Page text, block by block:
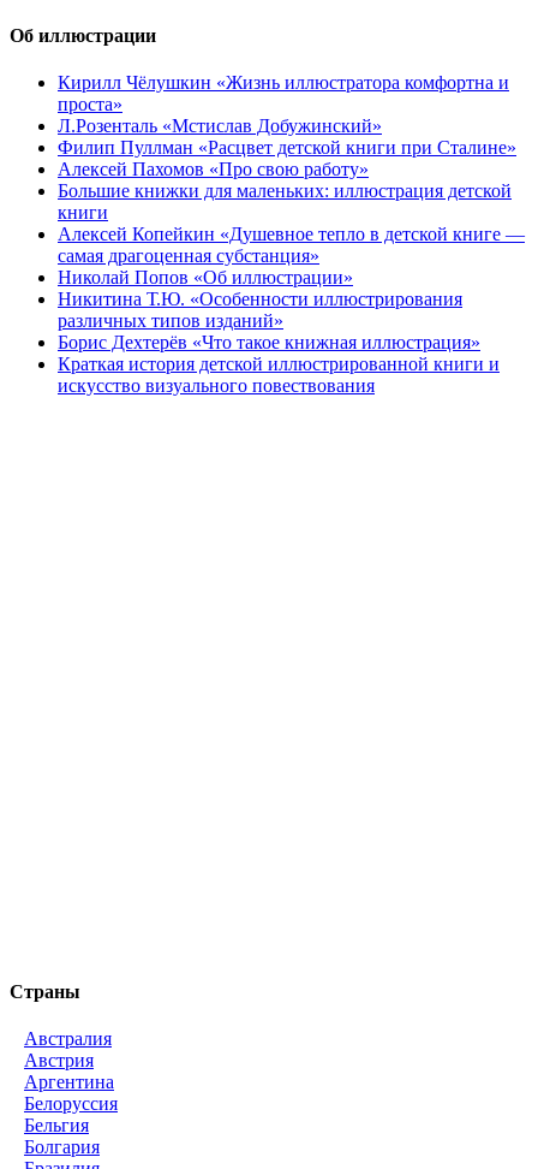
Об иллюстрации
Кирилл Чёлушкин «Жизнь иллюстратора комфортна и
проста»
Л.Розенталь «Мстислав Добужинский»
Филип Пуллман «Расцвет детской книги при Сталине»
Алексей Пахомов «Про свою работу»
Большие книжки для маленьких: иллюстрация детской
книги
Алексей Копейкин «Душевное тепло в детской книге —
самая драгоценная субстанция»
Николай Попов «Об иллюстрации»
Никитина Т.Ю. «Особенности иллюстрирования
различных типов изданий»
Борис Дехтерёв «Что такое книжная иллюстрация»
Краткая история детской иллюстрированной книги и
искусство визуального повествования
Страны
Австралия
Австрия
Аргентина
Белоруссия
Бельгия
Болгария